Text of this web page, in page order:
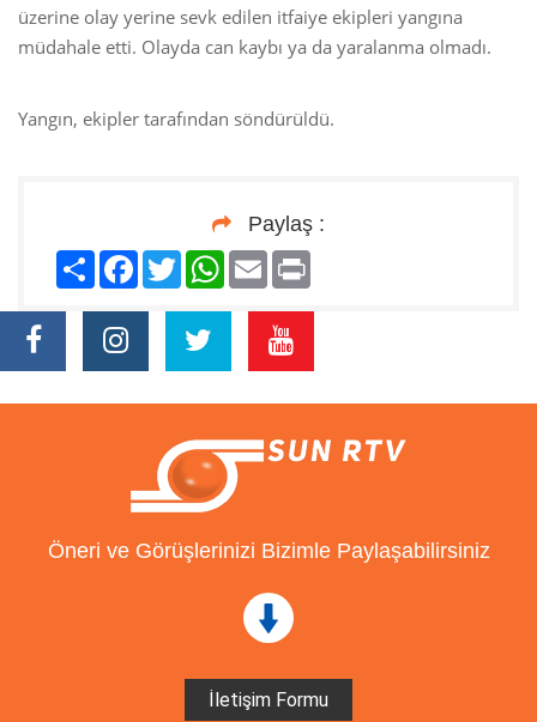
üzerine olay yerine sevk edilen itfaiye ekipleri yangına
müdahale etti. Olayda can kaybı ya da yaralanma olmadı.
Yangın, ekipler tarafından söndürüldü.
Paylaş :
PaylaşFacebook
TwitterWhatsApp
Email
Öneri ve Görüşlerinizi Bizimle Paylaşabilirsiniz
İletişim Formu